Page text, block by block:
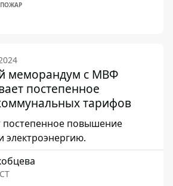
ПОЖАР
меморандум с МВФ
постепенное
тарифов
постепенное повышение
электроэнергию.